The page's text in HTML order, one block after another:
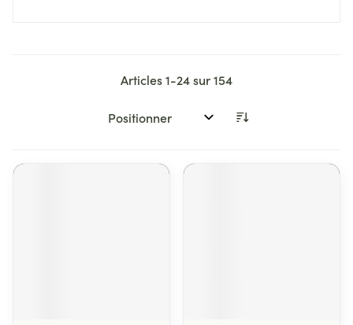
Articles1-24sur154
Trier par: